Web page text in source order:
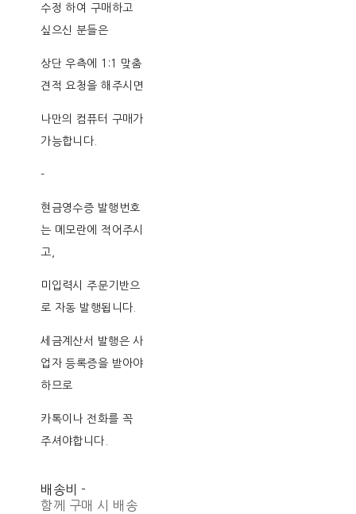
수정 하여 구매하고
싶으신 분들은
상단 우측에 1:1 맞춤
견적 요청을 해주시면
나만의 컴퓨터 구매가
가능합니다.
-
현금영수증 발행번호
는 메모란에 적어주시
고,
미입력시 주문기반으
로 자동 발행됩니다.
세금계산서 발행은 사
업자 등록증을 받아야
하므로
카톡이나 전화를 꼭
주셔야합니다.
배송비 -
함께 구매 시 배송